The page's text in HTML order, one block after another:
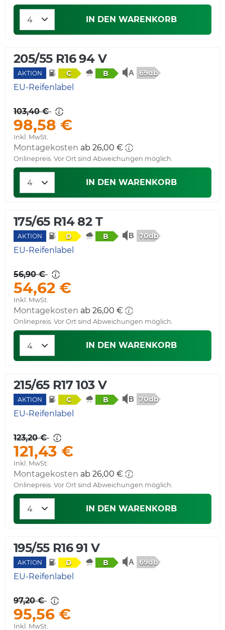
IN DEN WARENKORB
205/55 R16 94 V
AKTION C B 69db
EU-Reifenlabel
103,40 €
98,58 €
Inkl. MwSt.
Montagekosten ab 26,00 €
Onlinepreis. Vor Ort sind Abweichungen möglich.
IN DEN WARENKORB
175/65 R14 82 T
AKTION D B 70db
EU-Reifenlabel
56,90 €
54,62 €
Inkl. MwSt.
Montagekosten ab 26,00 €
Onlinepreis. Vor Ort sind Abweichungen möglich.
IN DEN WARENKORB
215/65 R17 103 V
AKTION C B 70db
EU-Reifenlabel
123,20 €
121,43 €
Inkl. MwSt.
Montagekosten ab 26,00 €
Onlinepreis. Vor Ort sind Abweichungen möglich.
IN DEN WARENKORB
195/55 R16 91 V
AKTION D B 69db
EU-Reifenlabel
97,20 €
95,56 €
Inkl. MwSt.